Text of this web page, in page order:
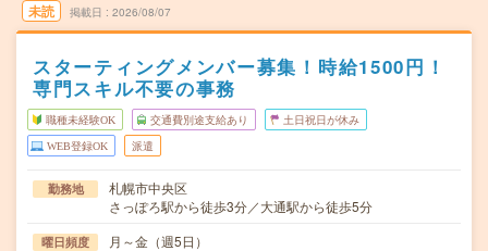
未読 掲載日 2026/08/07
スターティングメンバー募集！時給1500円！
専門スキル不要の事務
職種未経験OK 交通費別途支給あり 土日祝日が休み
WEB登録OK 派遣
勤務地
札幌市中央区
さっぽろ駅から徒歩3分／大通駅から徒歩5分
曜日頻度 月～金（週5日）